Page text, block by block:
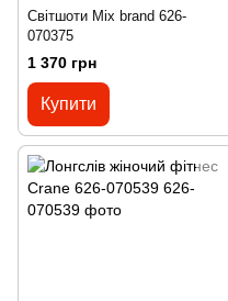
Світшоти Mix brand 626-
070375
1 370 грн
Купити